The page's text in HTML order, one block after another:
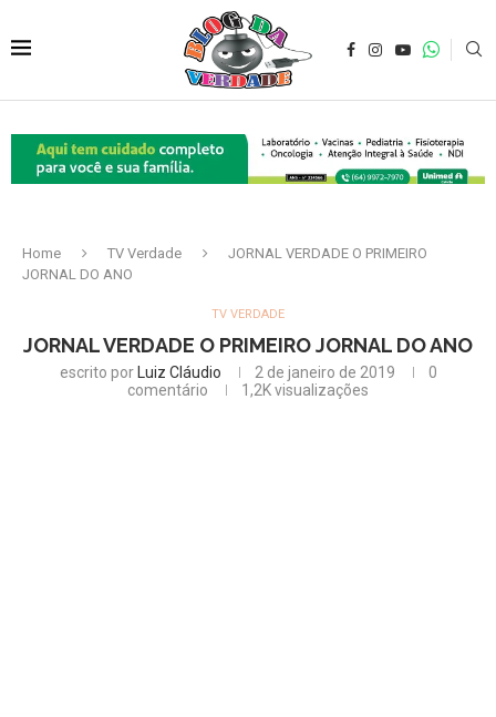
Home TV Verdade
JORNAL VERDADE O PRIMEIRO
JORNAL DO ANO
TV VERDADE
JORNAL VERDADE O PRIMEIRO JORNAL DO ANO
escrito por Luiz Cláudio 2 de janeiro de 2019
0
comentário
1,2Kvisualizações